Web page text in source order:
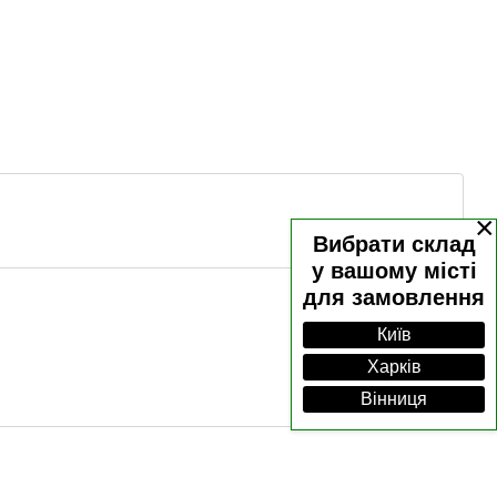
×
Вибрати склад
у вашому місті
для замовлення
Київ
Харків
Вінниця